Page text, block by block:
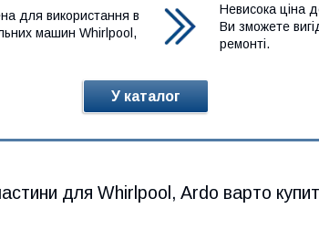
для використання в
машин Whirlpool,
Невисока ціна
Ви зможете
ремонті.
У каталог
для Whirlpool, Ardo варто